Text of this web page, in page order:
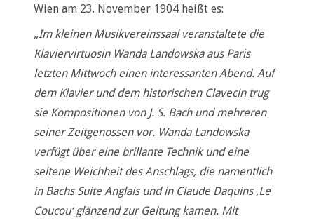
Wien am 23. November 1904 heißt es:
„Im kleinen Musikvereinssaal veranstaltete die
Klaviervirtuosin Wanda Landowska aus Paris
letzten Mittwoch einen interessanten Abend. Auf
dem Klavier und dem historischen Clavecin trug
sie Kompositionen von J. S. Bach und mehreren
seiner Zeitgenossen vor. Wanda Landowska
verfügt über eine brillante Technik und eine
seltene Weichheit des Anschlags, die namentlich
in Bachs Suite Anglais und in Claude Daquins ,Le
Coucou‘ glänzend zur Geltung kamen. Mit